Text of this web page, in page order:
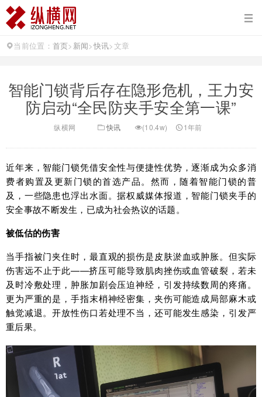
当前位置： 首页> 新闻>快讯>文章
智能门锁背后存在隐形危机，王力安
防启动“全民防夹手安全第一课”
纵横网 快讯 (10.4w) 1年前
近年来，智能门锁凭借安全性与便捷性优势，逐渐成为众多消
费者购置及更新门锁的首选产品。然而，随着智能门锁的普
及，一些隐患也浮出水面。据权威媒体报道，智能门锁夹手的
安全事故不断发生，已成为社会热议的话题。
被低估的伤害
当手指被门夹住时，最直观的损伤是皮肤淤血或肿胀。但实际
伤害远不止于此——挤压可能导致肌肉挫伤或血管破裂，若未
及时冷敷处理，肿胀加剧会压迫神经，引发持续数周的疼痛。
更为严重的是，手指末梢神经密集，夹伤可能造成局部麻木或
触觉减退。开放性伤口若处理不当，还可能发生感染，引发严
重后果。